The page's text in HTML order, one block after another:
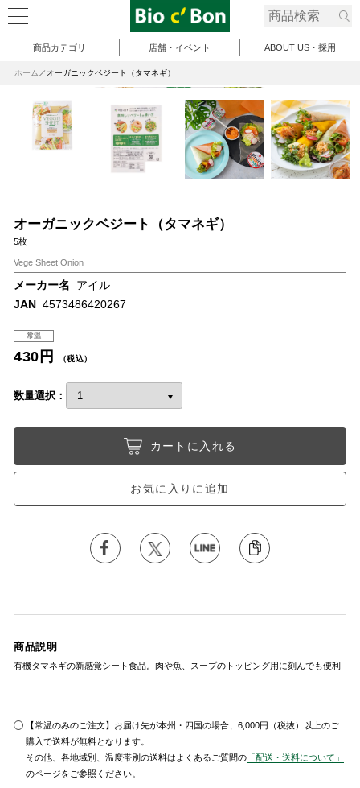
商品カテゴリ 店舗・イベント ABOUT US・採用
ホーム オーガニックベジート（タマネギ）
オーガニックベジート（タマネギ）
5枚
Vege Sheet Onion
メーカー名
アイル
JAN 4573486420267
常温
430円 （税込）
数量選択：
カートに入れる
お気に入りに追加
商品説明
有機タマネギの新感覚シート食品。肉や魚、スープのトッピング用に刻んでも便利
【常温のみのご注文】お届け先が本州・四国の場合、6,000円（税抜）以上のご
購入で送料が無料となります。
その他、各地域別、温度帯別の送料はよくあるご質問の 「配送・送料について」
のページをご参照ください。